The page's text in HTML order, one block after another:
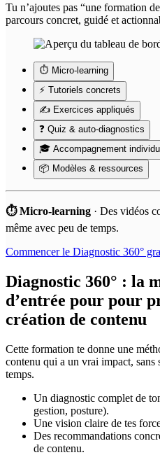
Tu n’ajoutes pas “une formation
parcours concret, guidé et
⏱️ Micro-learning
⚡ Tutoriels concrets
✍️ Exercices appliqués
❓ Quiz & auto-diagnostics
🎓 Accompagnement
📦 Modèles & ressources
⏱️ Micro-learning · Des vidéos
même avec peu de temps.
Commencer le Diagnostic 360°
Diagnostic 360° : la
d’entrée pour pour
création de contenu
Cette formation te donne une
contenu qui a un vrai impact, sans
temps.
Un diagnostic complet de
gestion, posture).
Une vision claire de tes
Des recommandations
de contenu.